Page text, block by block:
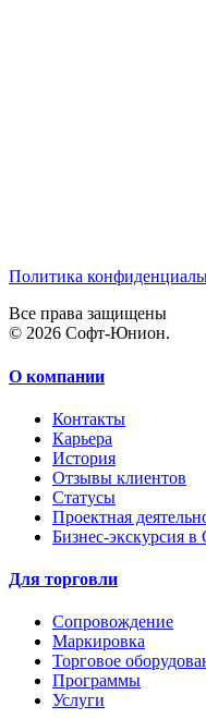
Политика
Все права защищены
© 2026 Софт-Юнион.
О компании
Контакты
Карьера
История
Отзывы клиентов
Статусы
Проектная
Бизнес-экскурсия
Для торговли
Сопровождение
Маркировка
Торговое
Программы
Услуги